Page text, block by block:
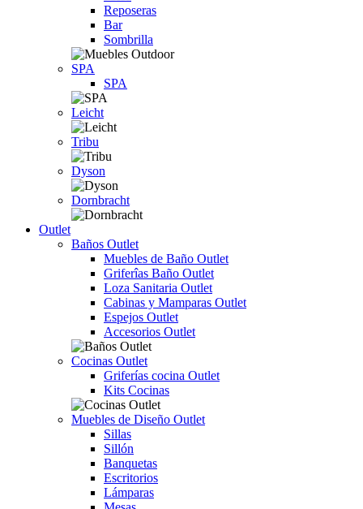
Reposeras
Bar
Sombrilla
SPA
SPA
Leicht
Tribu
Dyson
Dornbracht
Outlet
Baños Outlet
Muebles de Baño Outlet
Griferîas Baño Outlet
Loza Sanitaria Outlet
Cabinas y Mamparas Outlet
Espejos Outlet
Accesorios Outlet
Cocinas Outlet
Griferías cocina Outlet
Kits Cocinas
Muebles de Diseño Outlet
Sillas
Sillón
Banquetas
Escritorios
Lámparas